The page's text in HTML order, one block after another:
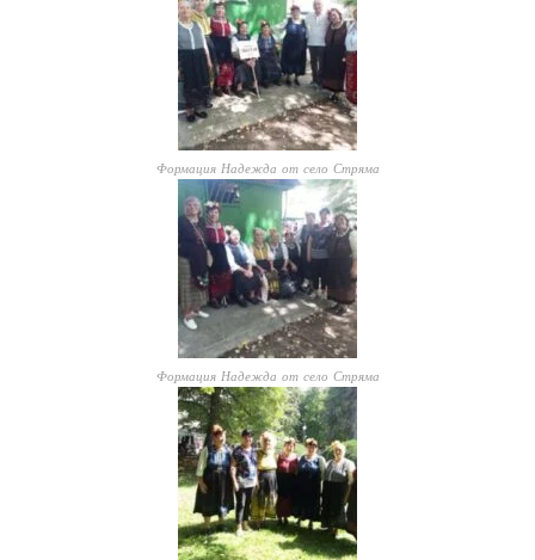
Формация Надежда от село Стряма
Формация Надежда от село Стряма